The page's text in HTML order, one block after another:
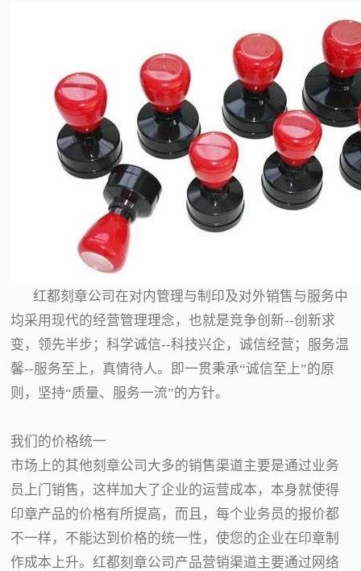
红都刻章公司在对内管理与制印及对外销售与服务中
均采用现代的经营管理理念，也就是竞争创新--创新求
变，领先半步；科学诚信--科技兴企，诚信经营；服务温
馨--服务至上，真情待人。即一贯秉承“诚信至上”的原
则，坚持“质量、服务一流”的方针。
我们的价格统一
市场上的其他刻章公司大多的销售渠道主要是通过业务
员上门销售，这样加大了企业的运营成本，本身就使得
印章产品的价格有所提高，而且，每个业务员的报价都
不一样，不能达到价格的统一性，使您的企业在印章制
作成本上升。红都刻章公司产品营销渠道主要通过网络